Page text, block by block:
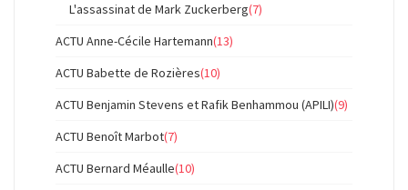
L'assassinat de Mark Zuckerberg(7)
ACTU Anne-Cécile Hartemann(13)
ACTU Babette de Rozières(10)
ACTU Benjamin Stevens et Rafik Benhammou (APILI)(9)
ACTU Benoît Marbot(7)
ACTU Bernard Méaulle(10)